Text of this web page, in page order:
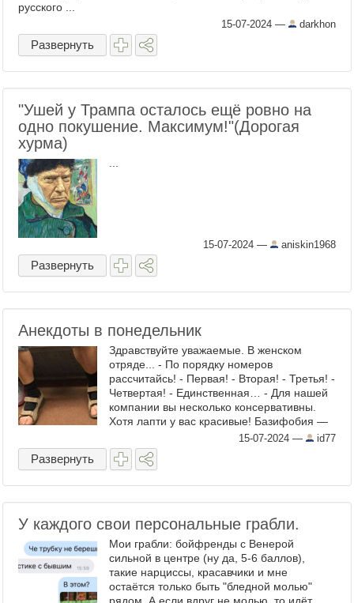
русского ...
15-07-2024 — darkhon
Развернуть
"Ушей у Трампа осталось ещё ровно на
одно покушение. Максимум!"(Дорогая
хурма)
15-07-2024 — aniskin1968
Развернуть
Анекдоты в понедельник
Здравствуйте уважаемые. В женском
отряде... - По порядку номеров
рассчитайсь! - Первая! - Вторая! - Третья! -
Четвертая! - Единственная… - Для нашей
компании вы несколько консервативны.
Хотя лапти у вас красивые! Базифобия —
боязнь ходить пешком. Неси меня на
руках, холоп! Царь напуган ...
15-07-2024 — id77
Развернуть
У каждого свои персональные грабли.
Мои грабли: бойфренды с Венерой
сильной в центре (ну да, 5-6 баллов),
такие нарциссы, красавчики и мне
остаётся только быть "бледной молью"